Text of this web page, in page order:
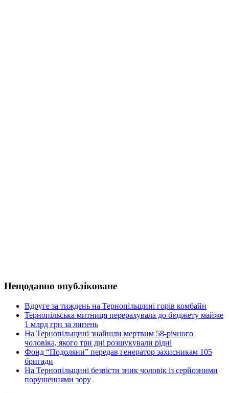
Нещодавно опубліковане
Вдруге за тиждень на Тернопільщині горів комбайн
Тернопільська митниця перерахувала до бюджету майже
1 млрд грн за липень
На Тернопільщині знайшли мертвим 58-річного
чоловіка, якого три дні розшукували рідні
Фонд “Подоляни” передав генератор захисникам 105
бригади
На Тернопільщині безвісти зник чоловік із серйозними
порушеннями зору